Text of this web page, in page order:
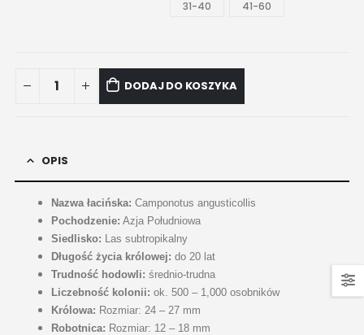
31-40
41-60
DODAJ DO KOSZYKA
OPIS
Nazwa łacińska: Camponotus angusticollis
Pochodzenie: Azja Południowa
Siedlisko: Las subtropikalny
Długość życia królowej: do 20 lat
Trudność hodowli: średnio-trudna
Liczebność kolonii: ok. 500 – 1,000 osobników
Królowa: Rozmiar: 24 – 27 mm
Robotnica: Rozmiar: 12 – 18 mm